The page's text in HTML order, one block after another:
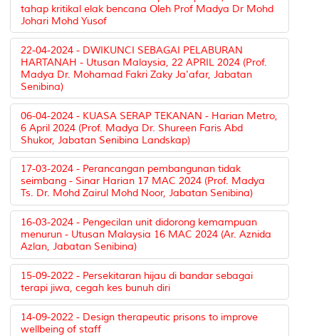
tahap kritikal elak bencana Oleh Prof Madya Dr Mohd
Johari Mohd Yusof
22-04-2024 - DWIKUNCI SEBAGAI PELABURAN
HARTANAH - Utusan Malaysia, 22 APRIL 2024 (Prof.
Madya Dr. Mohamad Fakri Zaky Ja'afar, Jabatan
Senibina)
06-04-2024 - KUASA SERAP TEKANAN - Harian Metro,
6 April 2024 (Prof. Madya Dr. Shureen Faris Abd
Shukor, Jabatan Senibina Landskap)
17-03-2024 - Perancangan pembangunan tidak
seimbang - Sinar Harian 17 MAC 2024 (Prof. Madya
Ts. Dr. Mohd Zairul Mohd Noor, Jabatan Senibina)
16-03-2024 - Pengecilan unit didorong kemampuan
menurun - Utusan Malaysia 16 MAC 2024 (Ar. Aznida
Azlan, Jabatan Senibina)
15-09-2022 - Persekitaran hijau di bandar sebagai
terapi jiwa, cegah kes bunuh diri
14-09-2022 - Design therapeutic prisons to improve
wellbeing of staff